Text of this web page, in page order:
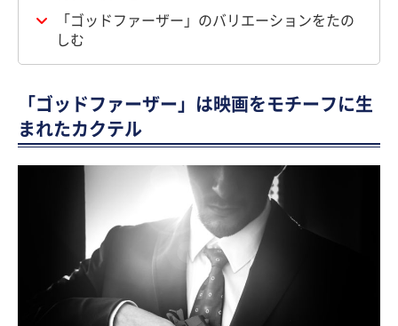
「ゴッドファーザー」のバリエーションをたの
しむ
「ゴッドファーザー」は映画をモチーフに生
まれたカクテル